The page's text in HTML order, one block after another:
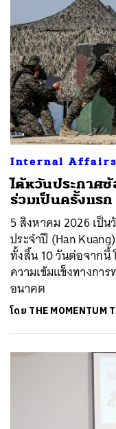
Internal Affairs
ไต้หวันประกาศซ้
ร่วมเป็นครั้งแร
5 สิงหาคม 2026 เป็
ประจำปี (Han
ทั้งสิ้น 10 วันต่อจากนี้
ความเข้มแข็งทางกา
อนาคต
โดย THE MOMENTUM